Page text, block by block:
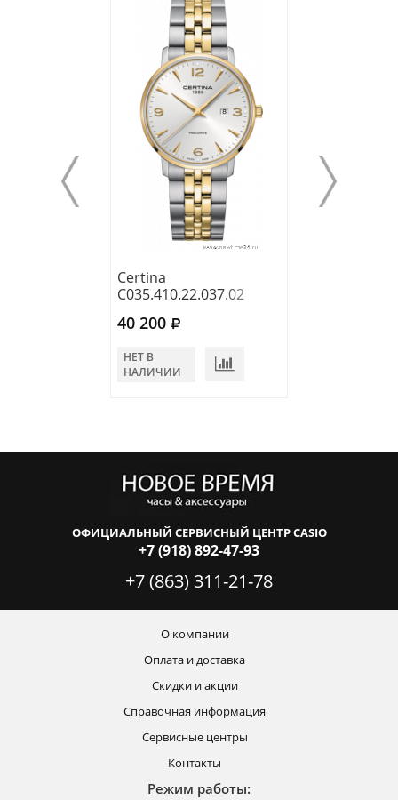
Certina
C035.410.22.037.02
40 200
НЕТ В
НАЛИЧИИ
ОФИЦИАЛЬНЫЙ СЕРВИСНЫЙ ЦЕНТР CASIO
+7 (918) 892-47-93
+7 (863) 311-21-78
О компании
Оплата и доставка
Скидки и акции
Справочная информация
Сервисные центры
Контакты
Режим работы: